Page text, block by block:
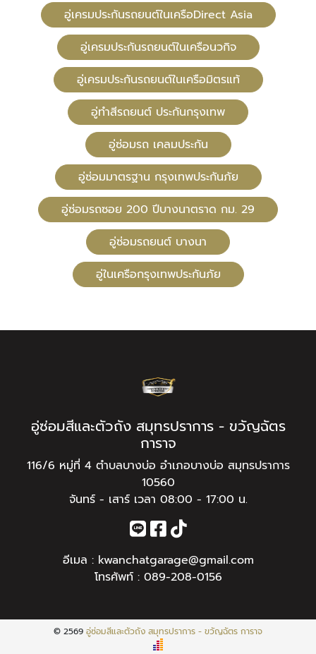
อู่เครมประกันรถยนต์ในเครือDirect Asia
อู่เครมประกันรถยนต์ในเครือนวกิจ
อู่เครมประกันรถยนต์ในเครือมิตรแท้
อู่ทําสีรถยนต์ ประกันกรุงเทพ
อู่ซ่อมรถ เคลมประกัน
อู่ซ่อมมาตรฐาน กรุงเทพประกันภัย
อู่ซ่อมรถซอย 200 ปีบางนาตราด กม. 29
อู่ซ่อมรถยนต์ บางนา
อู่ในเครือกรุงเทพประกันภัย
อู่ซ่อมสีและตัวถัง สมุทรปราการ - ขวัญฉัตร
การาจ
116/6 หมู่ที่ 4 ตำบลบางบ่อ อำเภอบางบ่อ สมุทรปราการ
10560
จันทร์ - เสาร์ เวลา 08:00 - 17:00 น.
อีเมล : kwanchatgarage@gmail.com
โทรศัพท์ : 089-208-0156
© 2569 อู่ซ่อมสีและตัวถัง สมุทรปราการ - ขวัญฉัตร การาจ